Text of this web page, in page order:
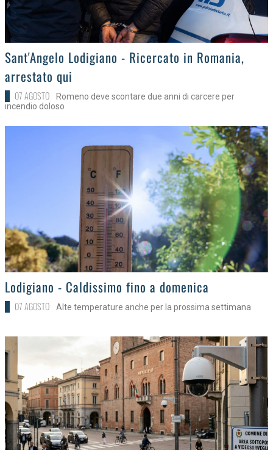
>
Sant'Angelo Lodigiano - Ricercato in Romania,
arrestato qui
07 AGOSTO
Romeno deve scontare due anni di carcere per
incendio doloso
>Lodigiano - Caldissimo fino a domenica
07 AGOSTO Alte temperature anche per la prossima settimana